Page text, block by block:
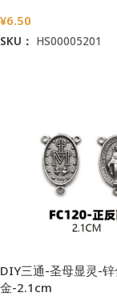
¥6.50
SKU： HS00005201
DIY三通-圣母显灵-锌
金-2.1cm